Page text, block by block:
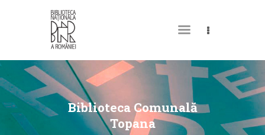
Biblioteca Comunală
Topana
DESPRE NOI
PERMISUL MEU DE
BIBLIOTECĂ